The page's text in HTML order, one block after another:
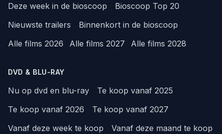
Deze week in de bioscoop
Bioscoop Top 20
Nieuwste trailers
Binnenkort in de bioscoop
Alle films 2026
Alle films 2027 Alle films 2028
DVD & BLU-RAY
Nu op dvd en blu-ray
Te koop vanaf 2025
Te koop vanaf 2026
Te koop vanaf 2027
Vanaf deze week te koop
Vanaf deze maand te koop